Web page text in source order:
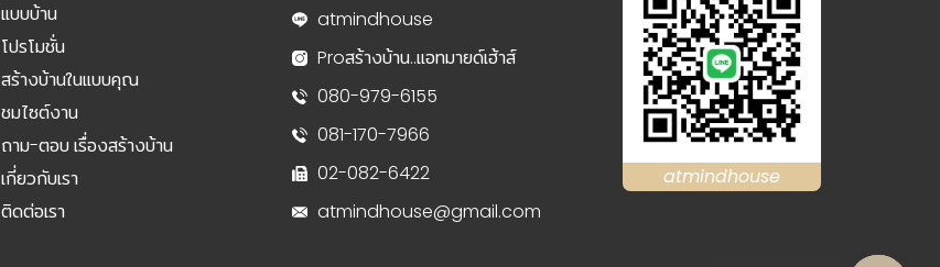
แบบบ้าน
โปรโมชั่น
สร้างบ้านในแบบคุณ
ชมไซต์งาน
ถาม-ตอบ เรื่องสร้างบ้าน
เกี่ยวกับเรา
ติดต่อเรา
atmindhouse
Proสร้างบ้าน..แอทมายด์เฮ้าส์
080-979-6155
081-170-7966
02-082-6422
atmindhouse@gmail.com
atmindhouse